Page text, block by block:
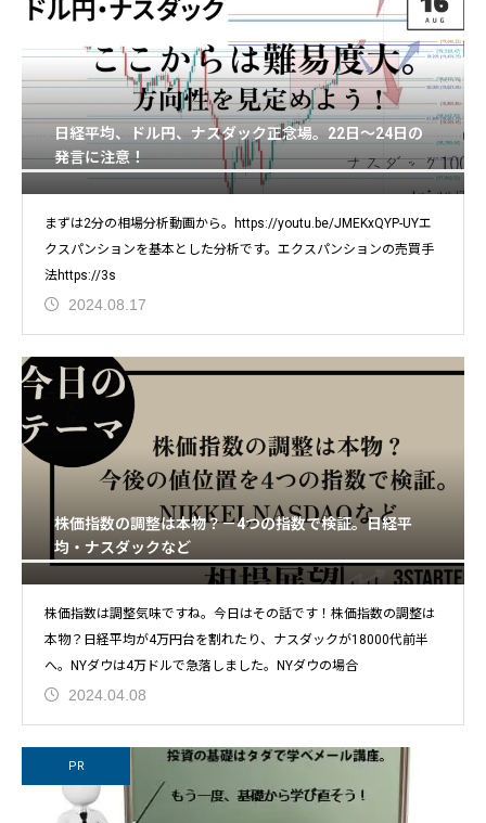
日経平均、ドル円、ナスダック正念場。22日～24日の
発言に注意！
まずは2分の相場分析動画から。https://youtu.be/JMEKxQYP-UYエ
クスパンションを基本とした分析です。エクスパンションの売買手
法https://3s
2024.08.17
株価指数の調整は本物？－4つの指数で検証。日経平
均・ナスダックなど
株価指数は調整気味ですね。今日はその話です！株価指数の調整は
本物？日経平均が4万円台を割れたり、ナスダックが18000代前半
へ。NYダウは4万ドルで急落しました。NYダウの場合
2024.04.08
PR